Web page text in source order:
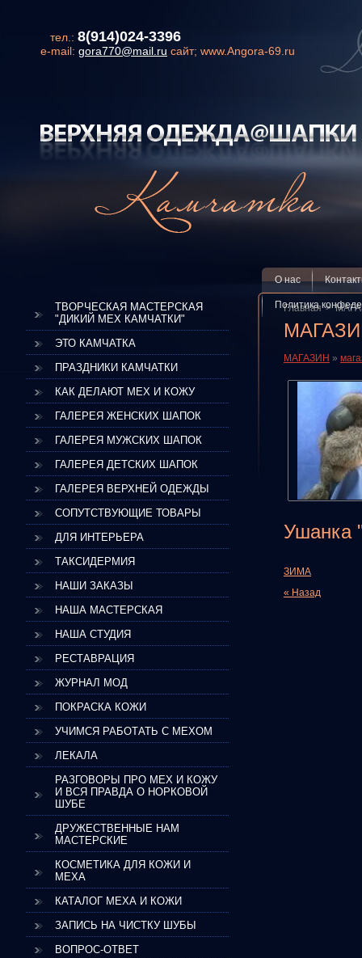
О нас
Политика
тел.: 8(914)024-3396
e-mail: gora770@mail.ru сайт; www.Angora-69.ru
ТВОРЧЕСКАЯ МАСТЕРСКАЯ
"ДИКИЙ МЕХ КАМЧАТКИ"
ЭТО КАМЧАТКА
ПРАЗДНИКИ КАМЧАТКИ
КАК ДЕЛАЮТ МЕХ И КОЖУ
ГАЛЕРЕЯ ЖЕНСКИХ ШАПОК
ГАЛЕРЕЯ МУЖСКИХ ШАПОК
ГАЛЕРЕЯ ДЕТСКИХ ШАПОК
ГАЛЕРЕЯ ВЕРХНЕЙ ОДЕЖДЫ
СОПУТСТВУЮЩИЕ ТОВАРЫ
ДЛЯ ИНТЕРЬЕРА
ТАКСИДЕРМИЯ
НАШИ ЗАКАЗЫ
НАША МАСТЕРСКАЯ
НАША СТУДИЯ
РЕСТАВРАЦИЯ
ЖУРНАЛ МОД
ПОКРАСКА КОЖИ
УЧИМСЯ РАБОТАТЬ С МЕХОМ
ЛЕКАЛА
РАЗГОВОРЫ ПРО МЕХ И КОЖУ
И ВСЯ ПРАВДА О НОРКОВОЙ
ШУБЕ
ДРУЖЕСТВЕННЫЕ НАМ
МАСТЕРСКИЕ
КОСМЕТИКА ДЛЯ КОЖИ И
МЕХА
КАТАЛОГ МЕХА И КОЖИ
ЗАПИСЬ НА ЧИСТКУ ШУБЫ
ВОПРОС-ОТВЕТ
Главная
МАГАЗИН »
Ушанка
ЗИМА
« Назад